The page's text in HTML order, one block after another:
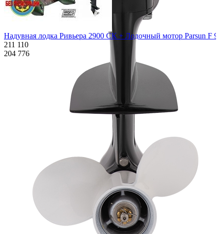
Надувная лодка Ривьера 2900 СК + Лодочный мотор Parsun F
211 110
204 776
Дополнения к товару
4
Длина лодки (см):335
Тип пола:
нднд (надувн. низкого давл.)
Надувная лодка Стелс 335 АЭРО
бесплатно в день заказа по
Москве и МО (до 10 км. от
МКАД), максимально быстро
и недорого по России